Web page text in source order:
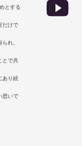
とする
だけで
れ、
とで共
あり続
思いで